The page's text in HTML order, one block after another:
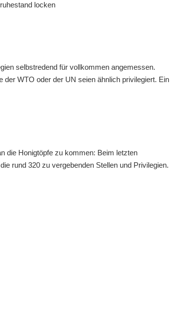
locken
selbstredend für vollkommen angemessen.
der WTO oder der UN seien ähnlich privilegiert. Ein
die Honigtöpfe zu kommen: Beim letzten
rund 320 zu vergebenden Stellen und Privilegien.